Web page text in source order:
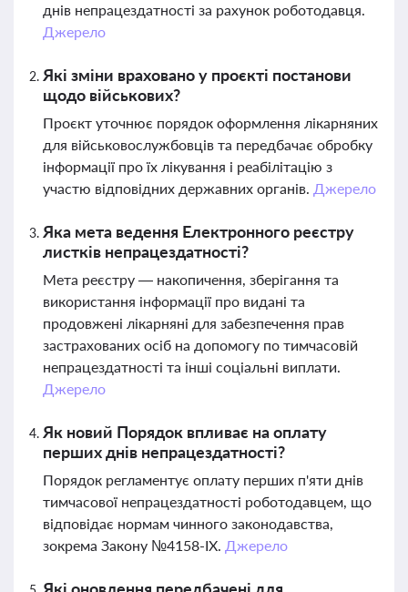
днів непрацездатності за рахунок роботодавця.
Джерело
Які зміни враховано у проєкті постанови
щодо військових?
Проєкт уточнює порядок оформлення лікарняних
для військовослужбовців та передбачає обробку
інформації про їх лікування і реабілітацію з
участю відповідних державних органів. Джерело
Яка мета ведення Електронного реєстру
листків непрацездатності?
Мета реєстру — накопичення, зберігання та
використання інформації про видані та
продовжені лікарняні для забезпечення прав
застрахованих осіб на допомогу по тимчасовій
непрацездатності та інші соціальні виплати.
Джерело
Як новий Порядок впливає на оплату
перших днів непрацездатності?
Порядок регламентує оплату перших п'яти днів
тимчасової непрацездатності роботодавцем, що
відповідає нормам чинного законодавства,
зокрема Закону №4158-IX. Джерело